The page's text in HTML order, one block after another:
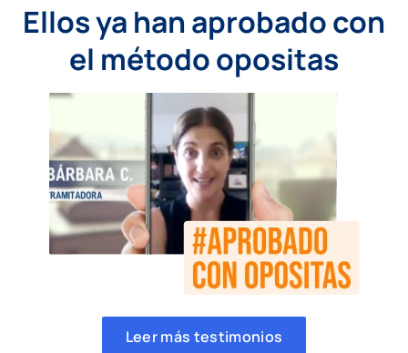
Ellos ya han aprobado con
el método opositas
Leer más testimonios